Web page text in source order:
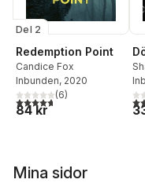
Del 2
Redemption Point
Candice Fox
Inbunden, 2020
4,7utav 5 stjärnor. Totalt
(6)
84 kr
Mina sidor